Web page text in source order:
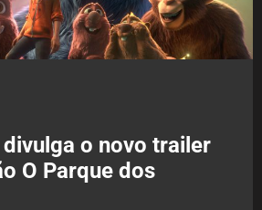
o novo trailer
O Parque dos